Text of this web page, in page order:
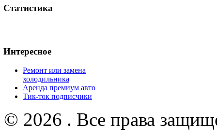
Статистика
Интересное
Ремонт или замена
холодильника
Аренда премиум авто
Тик-ток подписчики
© 2026 . Все права